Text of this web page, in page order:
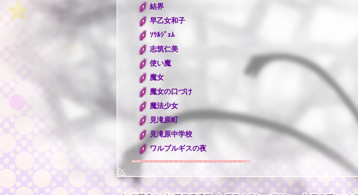
結界
早乙女和子
ｿｳﾙｼﾞｪﾑ
志筑仁美
使い魔
魔女
魔女の口づけ
魔法少女
見滝原町
見滝原中学校
ワルプルギスの夜